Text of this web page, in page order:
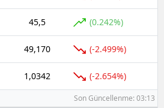
45,5 (0.242%)
49,170 (-2.499%)
1,0342 (-2.654%)
Son Güncellenme: 03:13